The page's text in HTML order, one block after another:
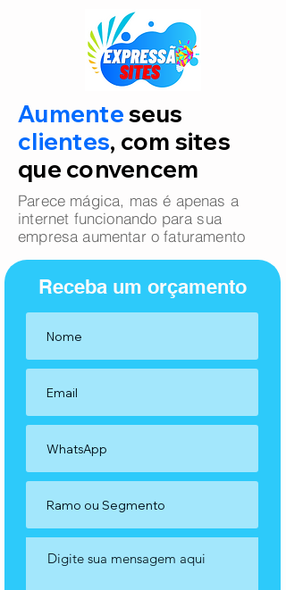
Aumenteseus
clientes, com sites
que convencem
Parece mágica, mas é apenas a
internet funcionando para sua
empresa aumentar o faturamento
Receba um orçamento